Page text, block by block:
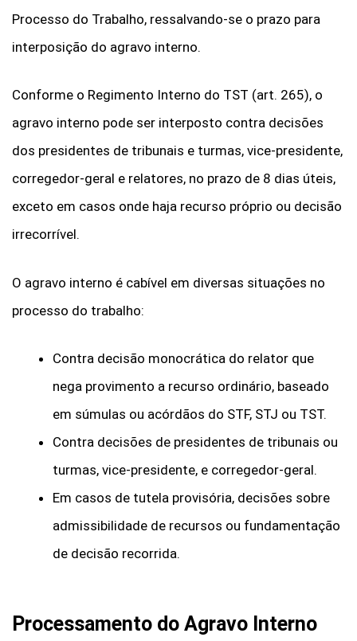
Processo do Trabalho, ressalvando-se o prazo para
interposição do agravo interno.
Conforme o Regimento Interno do TST (art. 265), o
agravo interno pode ser interposto contra decisões
dos presidentes de tribunais e turmas, vice-presidente,
corregedor-geral e relatores, no prazo de 8 dias úteis,
exceto em casos onde haja recurso próprio ou decisão
irrecorrível.
O agravo interno é cabível em diversas situações no
processo do trabalho:
Contra decisão monocrática do relator que
nega provimento a recurso ordinário, baseado
em súmulas ou acórdãos do STF, STJ ou TST.
Contra decisões de presidentes de tribunais ou
turmas, vice-presidente, e corregedor-geral.
Em casos de tutela provisória, decisões sobre
admissibilidade de recursos ou fundamentação
de decisão recorrida.
Processamento do Agravo Interno